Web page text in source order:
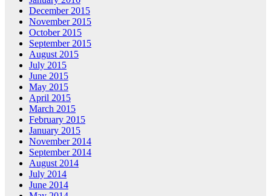
December 2015
November 2015
October 2015
September 2015
August 2015
July 2015
June 2015
May 2015
April 2015
March 2015
February 2015
January 2015
November 2014
September 2014
August 2014
July 2014
June 2014